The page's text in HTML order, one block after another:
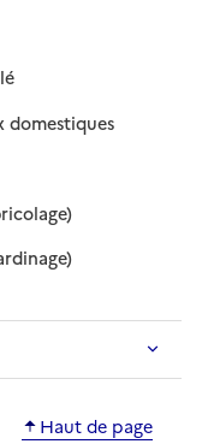
disponible
domestiques: disponible
: non
: disponible
: non disponible
: disponible
: non disponible
Haut de page